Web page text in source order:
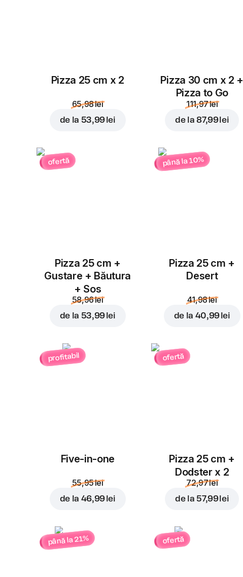
Pizza 25 cm x 2
65,98 lei
de la 53,99 lei
Pizza 30 cm x 2 +
Pizza to Go
111,97 lei
de la 87,99 lei
ofertă
Pizza 25 cm +
Gustare + Băutura
+ Sos
58,96 lei
de la 53,99 lei
până la 10%
Pizza 25 cm +
Desert
41,98 lei
de la 40,99 lei
profitabil
Five-in-one
55,95 lei
de la 46,99 lei
ofertă
Pizza 25 cm +
Dodster x 2
72,97 lei
de la 57,99 lei
până la 21% ofertă